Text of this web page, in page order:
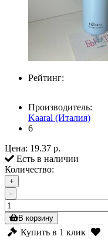
Рейтинг:
Производитель:
Kaaral (Италия)
6
Цена: 19.37 р.
Есть в наличии
Количество:
+
-
В корзину
Купить в 1 клик